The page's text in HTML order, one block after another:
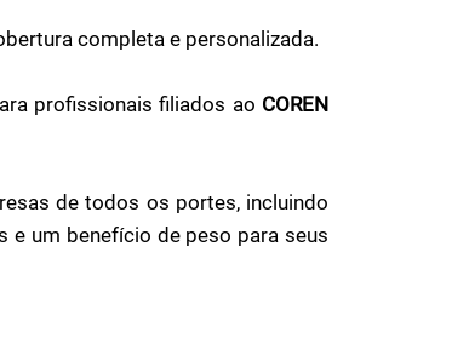
completa e personalizada.
profissionais filiados ao COREN
de todos os portes, incluindo
e um benefício de peso para seus